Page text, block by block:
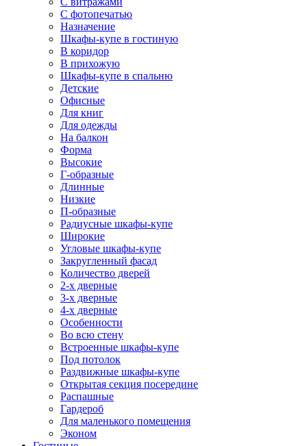
С фотопечатью
Назначение
Шкафы-купе в гостиную
В коридор
В прихожую
Шкафы-купе в спальню
Детские
Офисные
Для книг
Для одежды
На балкон
Форма
Высокие
Г-образные
Длинные
Низкие
П-образные
Радиусные шкафы-купе
Широкие
Угловые шкафы-купе
Закругленный фасад
Количество дверей
2-х дверные
3-х дверные
4-х дверные
Особенности
Во всю стену
Встроенные шкафы-купе
Под потолок
Раздвижные шкафы-купе
Открытая секция посередине
Распашные
Гардероб
Для маленького помещения
Эконом